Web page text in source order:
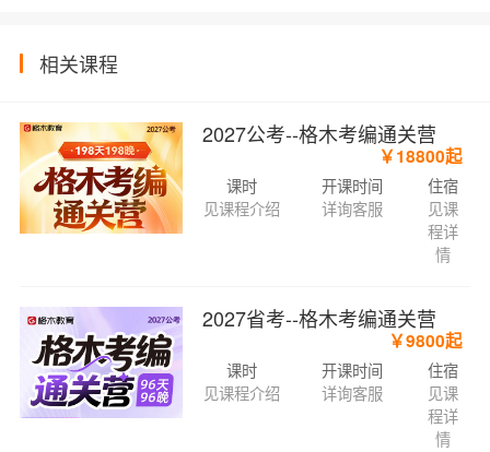
相关课程
2027公考--格木考编通关营
￥18800起
课时
见课程介绍
开课时间
详询客服
住宿
见课
程详
情
2027省考--格木考编通关营
￥9800起
课时
见课程介绍
开课时间
详询客服
住宿
见课
程详
情